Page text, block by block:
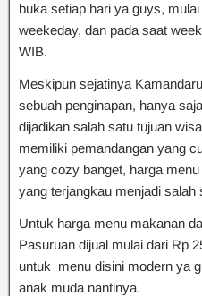
buka setiap hari ya guys,
weekeday, dan pada saat
WIB.
Meskipun sejatinya
sebuah penginapan, hanya
dijadikan salah satu tujuan
memiliki pemandangan yang
yang cozy banget, harga
yang terjangkau menjadi salah
Untuk harga menu makanan
Pasuruan dijual mulai dari Rp
untuk menu disini modern ya
anak muda nantinya.